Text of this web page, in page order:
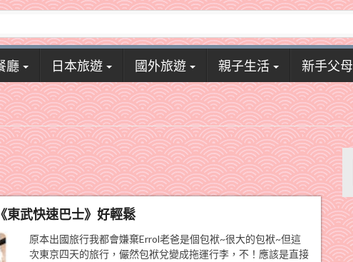
廳 日本旅遊 國外旅遊 親子生活 新手父母
東武快速巴士》好輕鬆
原本出國旅行我都會嫌棄Errol老爸是個包袱~很大的包袱~但這
次東京四天的旅行，儼然包袱兌變成拖運行李，不！應該是直接